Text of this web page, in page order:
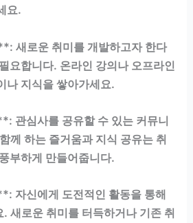
요.
새로운 취미를 개발하고자 한다
요합니다. 온라인 강의나 오프라인
나 지식을 쌓아가세요.
관심사를 공유할 수 있는 커뮤니
께 하는 즐거움과 지식 공유는 취
부하게 만들어줍니다.
자신에게 도전적인 활동을 통해
새로운 취미를 터득하거나 기존 취